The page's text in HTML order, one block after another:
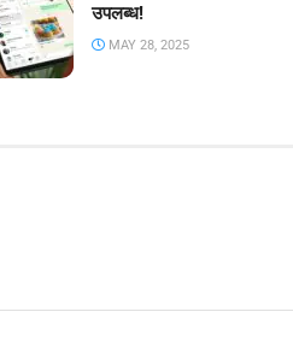
उपलब्ध!
MAY 28, 2025